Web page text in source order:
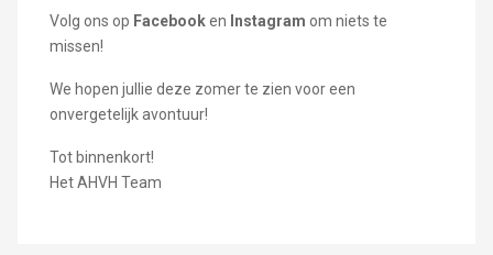
Volg ons op Facebooken Instagram om niets te
missen!
We hopen jullie deze zomer te zien voor een
onvergetelijk avontuur!
Tot binnenkort!
Het AHVH Team